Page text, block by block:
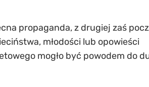
propaganda, z drugiej zaś
młodości lub opowieści
mogło być powodem do